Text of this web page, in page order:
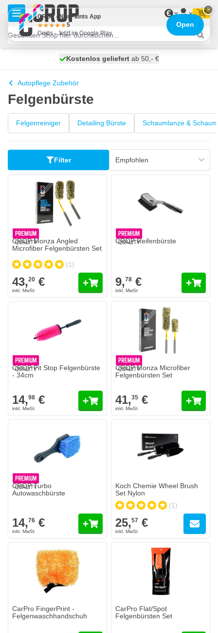
Zum Inhalt springen
€
heute versendet
Kostenlos geliefertab 50,- €
100 Tage
Autopflege Zubehör
Felgenbürste
Felgenreiniger Detailing Bürste Schaumlanze &
Filter
CROP Monza Angled
Microfiber Felgenbürsten Set
(1)
43,20 €
CROP Reifenbürste
9,78 €
CROP Pit Stop Felgenbürste
- 34cm
14,98 €
CROP Monza Microfiber
Felgenbürsten Set
41,35 €
CROP Turbo
Autowaschbürste
14,76 €
Koch Chemie Wheel Brush
Set Nylon
(1)
25,57 €
CarPro FingerPrint -
Felgenwaschhandschuh
CarPro Flat/Spot
Felgenbürsten Set
×
CROP - NonPaints App
5
Gratis - Jetzt im Google Play
Open